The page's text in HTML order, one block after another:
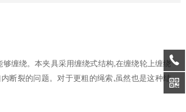
缠绕。本夹具采用缠绕式结构,在缠绕轮上缠绕
断裂的问题。对于更粗的绳索,虽然也是这种结